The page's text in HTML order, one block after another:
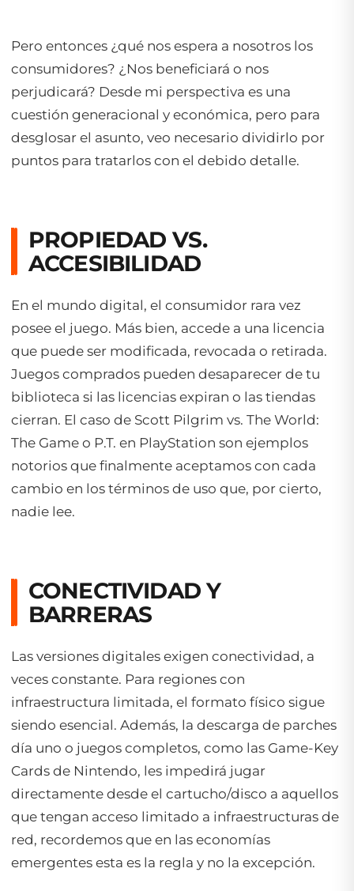
Pero entonces ¿qué nos espera a nosotros los
consumidores? ¿Nos beneficiará o nos
perjudicará? Desde mi perspectiva es una
cuestión generacional y económica, pero para
desglosar el asunto, veo necesario dividirlo por
puntos para tratarlos con el debido detalle.
PROPIEDAD VS.
ACCESIBILIDAD
En el mundo digital, el consumidor rara vez
posee el juego. Más bien, accede a una licencia
que puede ser modificada, revocada o retirada.
Juegos comprados pueden desaparecer de tu
biblioteca si las licencias expiran o las tiendas
cierran. El caso de Scott Pilgrim vs. The World:
The Game o P.T. en PlayStation son ejemplos
notorios que finalmente aceptamos con cada
cambio en los términos de uso que, por cierto,
nadie lee.
CONECTIVIDAD Y
BARRERAS
Las versiones digitales exigen conectividad, a
veces constante. Para regiones con
infraestructura limitada, el formato físico sigue
siendo esencial. Además, la descarga de parches
día uno o juegos completos, como las Game-Key
Cards de Nintendo, les impedirá jugar
directamente desde el cartucho/disco a aquellos
que tengan acceso limitado a infraestructuras de
red, recordemos que en las economías
emergentes esta es la regla y no la excepción.